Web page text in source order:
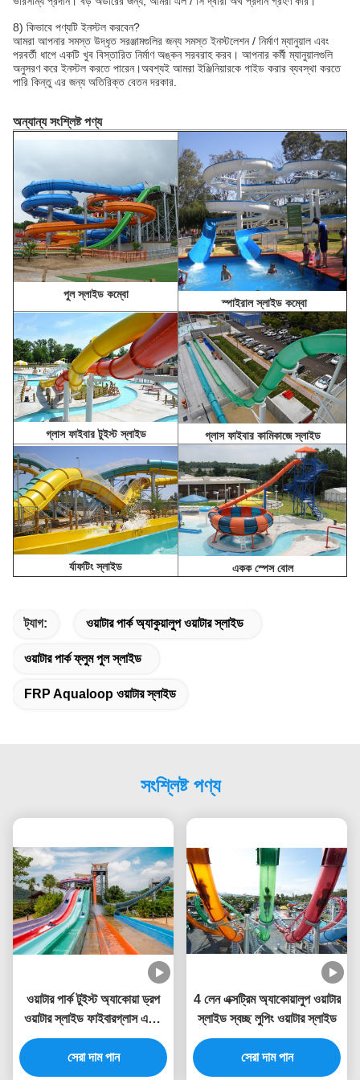
8) কিভাবে পণ্যটি ইনস্টল করবেন?
আমরা আপনার সমস্ত উদ্ধৃত সরঞ্জামগুলির জন্য সমস্ত ইনস্টলেশন / নির্মাণ ম্যানুয়াল এবং
পরবর্তী ধাপে একটি খুব বিস্তারিত নির্মাণ অঙ্কন সরবরাহ করব। আপনার কর্মী ম্যানুয়ালগুলি
অনুসরণ করে ইনস্টল করতে পারেন।অবশ্যই আমরা ইঞ্জিনিয়ারকে গাইড করার ব্যবস্থা করতে
পারি কিন্তু এর জন্য অতিরিক্ত বেতন দরকার.
অন্যান্য সংশ্লিষ্ট পণ্য
পুল স্লাইড কম্বো
স্পাইরাল স্লাইড কম্বো
গ্লাস ফাইবার টুইস্ট স্লাইড গ্লাস ফাইবার কামিকাজে স্লাইড
র্যাফটিং স্লাইড একক স্পেস বোল
ট্যাগ: ওয়াটার পার্ক অ্যাকুয়ালুপ ওয়াটার স্লাইড
ওয়াটার পার্ক ফ্লুম পুল স্লাইড
FRP Aqualoop ওয়াটার স্লাইড
সংশ্লিষ্ট পণ্য
ওয়াটার পার্ক টুইস্ট অ্যাকোয়া ড্রপ
ওয়াটার স্লাইড ফাইবারগ্লাস একটি
লঞ্চ ক্যাপসুল স্টার্ট সঙ্গে
সেরা দাম পান
4 লেন এক্সট্রিম অ্যাকোয়ালুপ ওয়াটার
স্লাইড স্বচ্ছ লুপিং ওয়াটার স্লাইড
সেরা দাম পান